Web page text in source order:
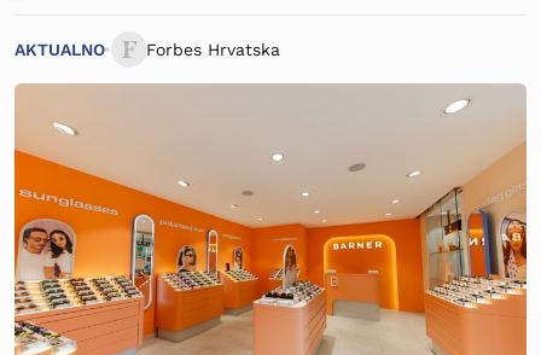
AKTUALNO Forbes Hrvatska